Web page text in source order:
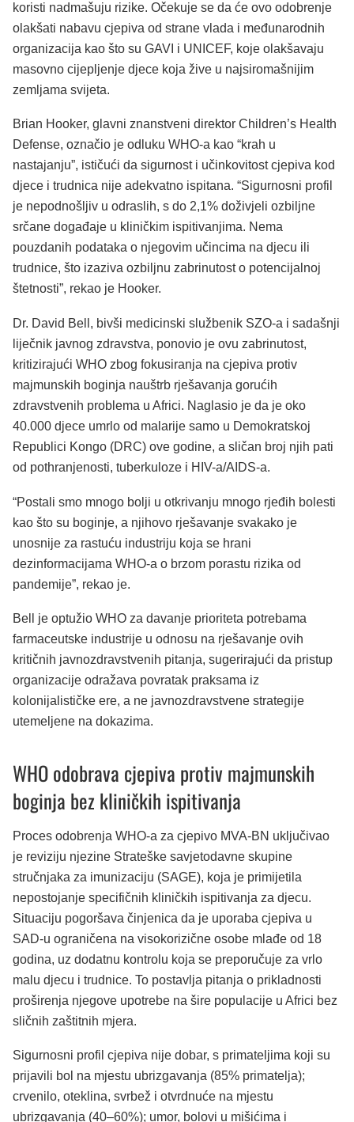
koristi nadmašuju rizike. Očekuje se da će ovo odobrenje
olakšati nabavu cjepiva od strane vlada i međunarodnih
organizacija kao što su GAVI i UNICEF, koje olakšavaju
masovno cijepljenje djece koja žive u najsiromašnijim
zemljama svijeta.
Brian Hooker, glavni znanstveni direktor Children’s Health
Defense, označio je odluku WHO-a kao “krah u
nastajanju”, ističući da sigurnost i učinkovitost cjepiva kod
djece i trudnica nije adekvatno ispitana. “Sigurnosni profil
je nepodnošljiv u odraslih, s do 2,1% doživjeli ozbiljne
srčane događaje u kliničkim ispitivanjima. Nema
pouzdanih podataka o njegovim učincima na djecu ili
trudnice, što izaziva ozbiljnu zabrinutost o potencijalnoj
štetnosti”, rekao je Hooker.
Dr. David Bell, bivši medicinski službenik SZO-a i sadašnji
liječnik javnog zdravstva, ponovio je ovu zabrinutost,
kritizirajući WHO zbog fokusiranja na cjepiva protiv
majmunskih boginja nauštrb rješavanja gorućih
zdravstvenih problema u Africi. Naglasio je da je oko
40.000 djece umrlo od malarije samo u Demokratskoj
Republici Kongo (DRC) ove godine, a sličan broj njih pati
od pothranjenosti, tuberkuloze i HIV-a/AIDS-a.
“Postali smo mnogo bolji u otkrivanju mnogo rjeđih bolesti
kao što su boginje, a njihovo rješavanje svakako je
unosnije za rastuću industriju koja se hrani
dezinformacijama WHO-a o brzom porastu rizika od
pandemije”, rekao je.
Bell je optužio WHO za davanje prioriteta potrebama
farmaceutske industrije u odnosu na rješavanje ovih
kritičnih javnozdravstvenih pitanja, sugerirajući da pristup
organizacije odražava povratak praksama iz
kolonijalističke ere, a ne javnozdravstvene strategije
utemeljene na dokazima.
WHO odobrava cjepiva protiv majmunskih
boginja bez kliničkih ispitivanja
Proces odobrenja WHO-a za cjepivo MVA-BN uključivao
je reviziju njezine Strateške savjetodavne skupine
stručnjaka za imunizaciju (SAGE), koja je primijetila
nepostojanje specifičnih kliničkih ispitivanja za djecu.
Situaciju pogoršava činjenica da je uporaba cjepiva u
SAD-u ograničena na visokorizične osobe mlađe od 18
godina, uz dodatnu kontrolu koja se preporučuje za vrlo
malu djecu i trudnice. To postavlja pitanja o prikladnosti
proširenja njegove upotrebe na šire populacije u Africi bez
sličnih zaštitnih mjera.
Sigurnosni profil cjepiva nije dobar, s primateljima koji su
prijavili bol na mjestu ubrizgavanja (85% primatelja);
crvenilo, oteklina, svrbež i otvrdnuće na mjestu
ubrizgavanja (40–60%); umor, bolovi u mišićima i